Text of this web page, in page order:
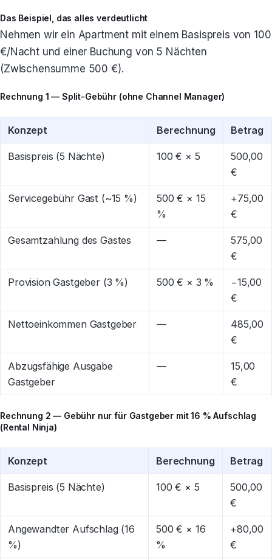
Das Beispiel, das alles verdeutlicht
Nehmen wir ein Apartment mit einem Basispreis von 100
€/Nacht und einer Buchung von 5 Nächten
(Zwischensumme 500 €).
Rechnung 1 — Split-Gebühr (ohne Channel Manager)
Konzept Berechnung Betrag
Basispreis (5 Nächte) 100 € × 5
500,00
€
Servicegebühr Gast (~15 %)
500 € × 15
%
+75,00
€
Gesamtzahlung des Gastes —
575,00
€
Provision Gastgeber (3 %) 500 € × 3 %
−15,00
€
Nettoeinkommen Gastgeber —
485,00
€
Abzugsfähige Ausgabe
Gastgeber
—
15,00
€
Rechnung 2 — Gebühr nur für Gastgeber mit 16 % Aufschlag
(Rental Ninja)
Konzept Berechnung Betrag
Basispreis (5 Nächte) 100 € × 5
500,00
€
Angewandter Aufschlag (16
%)
500 € × 16
%
+80,00
€